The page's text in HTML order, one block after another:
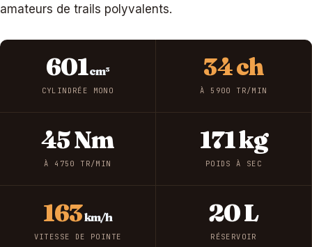
amateurs de trails polyvalents.
601cm³
CYLINDRÉE MONO
34 ch
À 5900 TR/MIN
45 Nm
À 4750 TR/MIN
171 kg
POIDS À SEC
163km/h
VITESSE DE POINTE
20 L
RÉSERVOIR